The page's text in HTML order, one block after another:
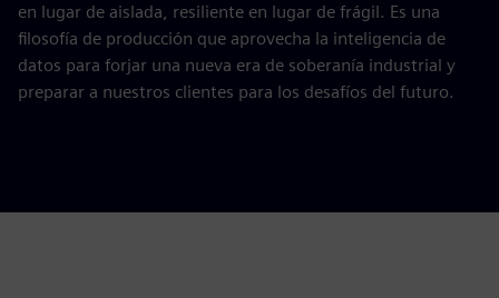
en lugar de aislada, resiliente en lugar de frágil. Es una
filosofía de producción que aprovecha la inteligencia de
datos para forjar una nueva era de soberanía industrial y
preparar a nuestros clientes para los desafíos del futuro.